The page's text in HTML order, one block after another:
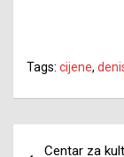
Tags: cijene,
Centar za